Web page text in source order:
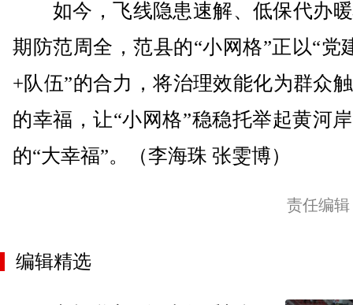
如今，飞线隐患速解、低保代办
期防范周全，范县的“小网格”正以“党
+队伍”的合力，将治理效能化为群众
的幸福，让“小网格”稳稳托举起黄河
的“大幸福”。（李海珠 张雯博）
责任编
编辑精选